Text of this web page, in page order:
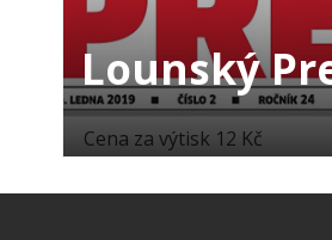
Lounský
Cena za výtisk 12 Kč